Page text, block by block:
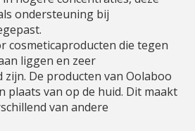
ondersteuning bij
cosmeticaproducten die tegen
liggen en zeer
De producten van Oolaboo
plaats van op de huid. Dit maakt
van andere